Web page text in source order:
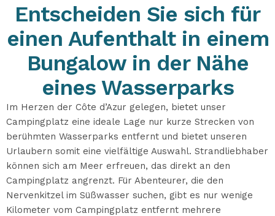
Entscheiden Sie sich für
einen Aufenthalt in einem
Bungalow in der Nähe
eines Wasserparks
Im Herzen der Côte d’Azur gelegen, bietet unser
Campingplatz eine ideale Lage nur kurze Strecken von
berühmten Wasserparks entfernt und bietet unseren
Urlaubern somit eine vielfältige Auswahl. Strandliebhaber
können sich am Meer erfreuen, das direkt an den
Campingplatz angrenzt. Für Abenteurer, die den
Nervenkitzel im Süßwasser suchen, gibt es nur wenige
Kilometer vom Campingplatz entfernt mehrere